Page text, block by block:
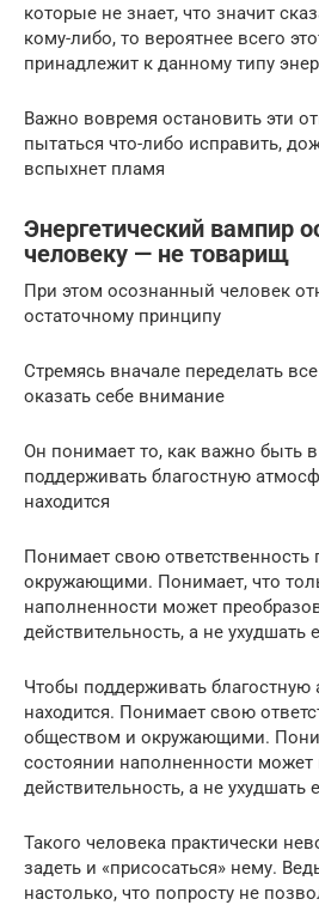
которые не знает, что значит
кому-либо, то вероятнее всего
принадлежит к данному типу
Важно вовремя остановить эти
пытаться что-либо исправить,
вспыхнет пламя
Энергетический вампир
человеку — не товарищ
При этом осознанный человек
остаточному принципу
Стремясь вначале переделать
оказать себе внимание
Он понимает то, как важно быть
поддерживать благостную
находится
Понимает свою ответственность
окружающими. Понимает, что
наполненности может
действительность, а не ухудшать
Чтобы поддерживать благостную
находится. Понимает свою
обществом и окружающими.
состоянии наполненности может
действительность, а не ухудшать
Такого человека практически
задеть и «присосаться» нему.
настолько, что попросту не